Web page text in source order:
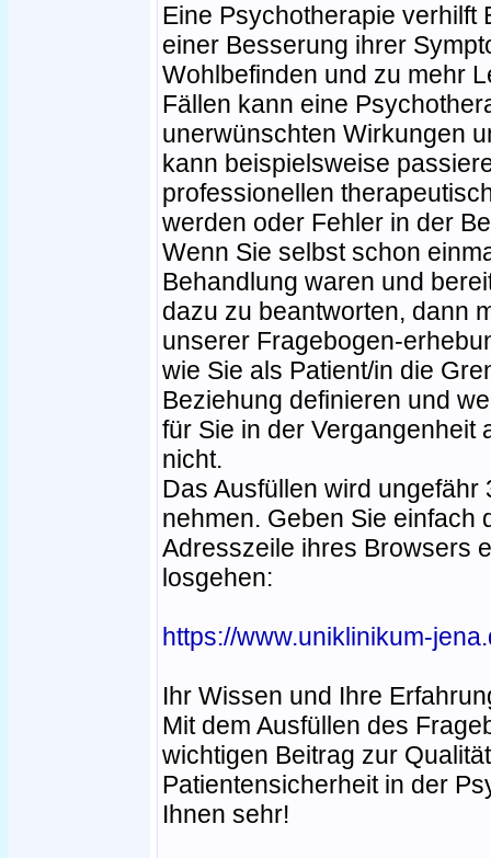
Eine Psychotherapie verhilft
einer Besserung ihrer
Wohlbefinden und zu mehr
Fällen kann eine
unerwünschten Wirkungen
kann beispielsweise
professionellen
werden oder Fehler in der
Wenn Sie selbst schon
Behandlung waren und
dazu zu beantworten, dann
unserer Fragebogen-
wie Sie als Patient/in die
Beziehung definieren und
für Sie in der Vergangenheit
nicht.
Das Ausfüllen wird ungefähr
nehmen. Geben Sie einfach
Adresszeile ihres Browsers
losgehen:
https://www.uniklinikum-
Ihr Wissen und Ihre
Mit dem Ausfüllen des
wichtigen Beitrag zur
Patientensicherheit in der
Ihnen sehr!